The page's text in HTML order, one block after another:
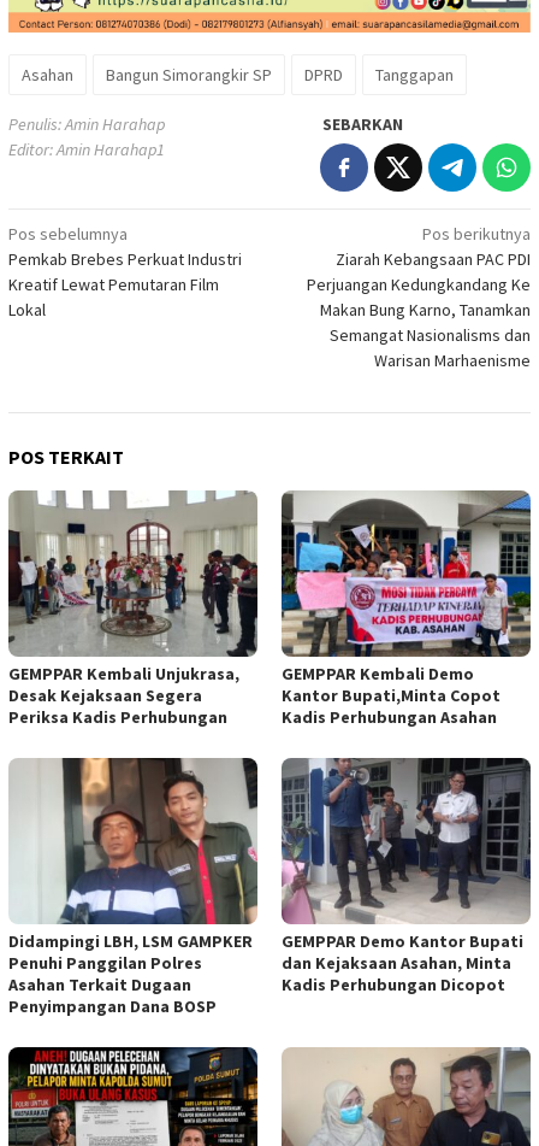
Asahan Bangun Simorangkir SP DPRD Tanggapan
Penulis: Amin Harahap
Editor: Amin Harahap1
SEBARKAN
Navigasi
pos
Pos sebelumnya
Pemkab Brebes Perkuat Industri
Kreatif Lewat Pemutaran Film
Lokal
Pos berikutnya
Ziarah Kebangsaan PAC PDI
Perjuangan Kedungkandang Ke
Makan Bung Karno, Tanamkan
Semangat Nasionalisms dan
Warisan Marhaenisme
POS TERKAIT
GEMPPAR Kembali Unjukrasa,
Desak Kejaksaan Segera
Periksa Kadis Perhubungan
GEMPPAR Kembali Demo
Kantor Bupati,Minta Copot
Kadis Perhubungan Asahan
Didampingi LBH, LSM GAMPKER
Penuhi Panggilan Polres
Asahan Terkait Dugaan
Penyimpangan Dana BOSP
GEMPPAR Demo Kantor Bupati
dan Kejaksaan Asahan, Minta
Kadis Perhubungan Dicopot